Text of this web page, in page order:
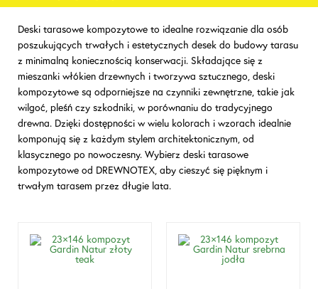
Deski tarasowe kompozytowe to idealne rozwiązanie dla osób
poszukujących trwałych i estetycznych desek do budowy tarasu
z minimalną koniecznością konserwacji. Składające się z
mieszanki włókien drzewnych i tworzywa sztucznego, deski
kompozytowe są odporniejsze na czynniki zewnętrzne, takie jak
wilgoć, pleśń czy szkodniki, w porównaniu do tradycyjnego
drewna. Dzięki dostępności w wielu kolorach i wzorach idealnie
komponują się z każdym stylem architektonicznym, od
klasycznego po nowoczesny. Wybierz deski tarasowe
kompozytowe od DREWNOTEX, aby cieszyć się pięknym i
trwałym tarasem przez długie lata.